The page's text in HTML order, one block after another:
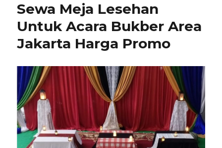
Lesehan
Dan
Bantal
Duduk
Sewa Meja Lesehan
Untuk Acara Bukber Area
Jakarta Harga Promo